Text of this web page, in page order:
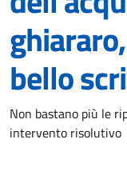
bello
Dettagli
Non bastano più le
intervento risolutivo